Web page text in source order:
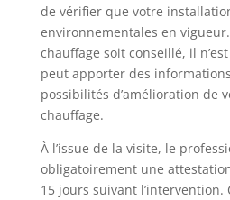
de vérifier que votre
environnementales en
chauffage soit conseillé, il
peut apporter des
possibilités d’amélioration de
chauffage.
À l’issue de la visite, le
obligatoirement une
15 jours suivant l’intervention.